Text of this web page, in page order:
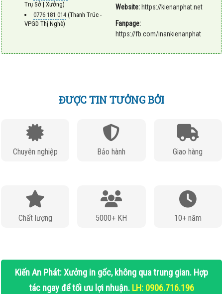
Trụ Sở | Xưởng)
0776 181 014 (Thanh Trúc -
VPGD Thị Nghè)
Website: https://kienanphat.net
Fanpage:
https://fb.com/inankienanphat
ĐƯỢC TIN TƯỞNG BỞI
Chuyên nghiệp Bảo hành Giao hàng
Chất lượng 5000+ KH 10+ năm
Kiến An Phát: Xưởng in gốc, không qua trung gian. Hợp
tác ngay để tối ưu lợi nhuận. LH: 0906.716.196